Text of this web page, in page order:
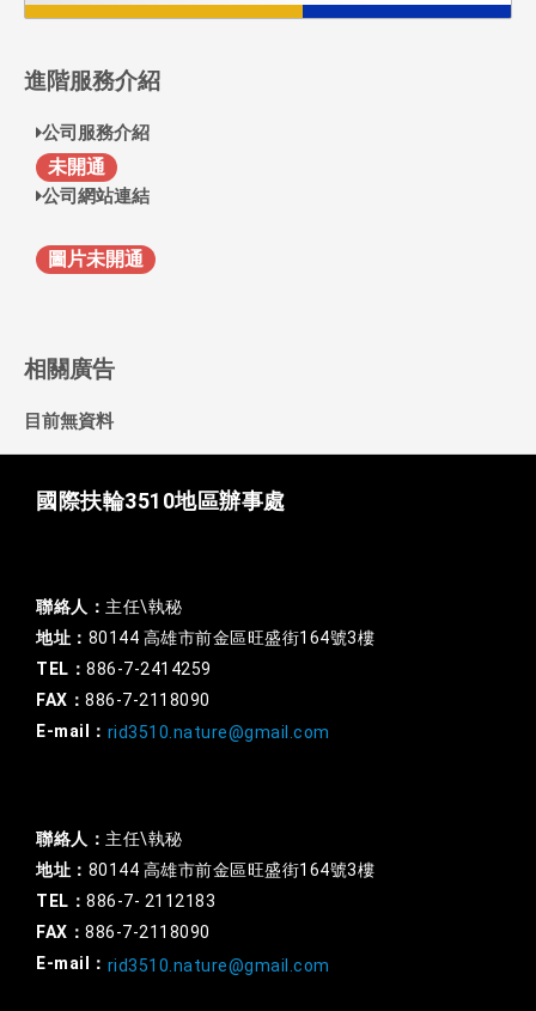
進階服務介紹
公司服務介紹
未開通
公司網站連結
圖片未開通
相關廣告
目前無資料
國際扶輪3510地區辦事處
聯絡人： 主任\執秘
地址： 80144 高雄市前金區旺盛街164號3樓
TEL： 886-7-2414259
FAX： 886-7-2118090
E-mail： rid3510.nature@gmail.com
聯絡人： 主任\執秘
地址： 80144 高雄市前金區旺盛街164號3樓
TEL： 886-7- 2112183
FAX： 886-7-2118090
E-mail： rid3510.nature@gmail.com